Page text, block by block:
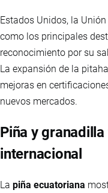
Estados Unidos, la
como los principales
reconocimiento por su
La expansión de la
mejoras en
nuevos mercados.
Piña y
internacional
La piña ecuatoriana